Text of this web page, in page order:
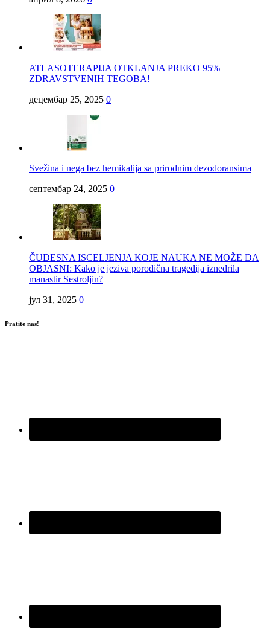
ATLASOTERAPIJA OTKLANJA PREKO 95%
ZDRAVSTVENIH TEGOBA!
децембар 25, 2025 0
Svežina i nega bez hemikalija sa prirodnim dezodoransima
септембар 24, 2025 0
ČUDESNA ISCELJENJA KOJE NAUKA NE MOŽE DA
OBJASNI: Kako je jeziva porodična tragedija iznedrila
manastir Sestroljin?
јул 31, 2025 0
Pratite nas!